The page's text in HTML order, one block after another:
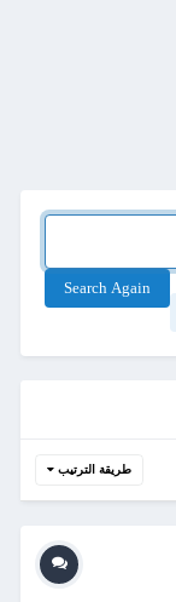
Search Again
طريقة الترتيب